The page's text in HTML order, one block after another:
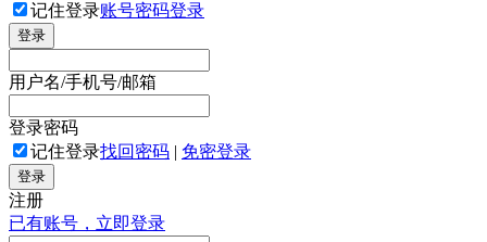
记住登录账号密码登录
登录
用户名/手机号/邮箱
登录密码
记住登录找回密码 | 免密登录
登录
注册
已有账号，立即登录